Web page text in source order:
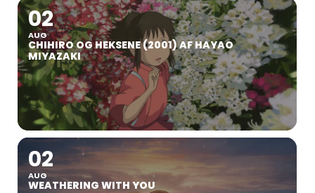
02
AUG
CHIHIRO OG HEKSENE (2001) AF HAYAO
MIYAZAKI
02
AUG
WEATHERING WITH YOU